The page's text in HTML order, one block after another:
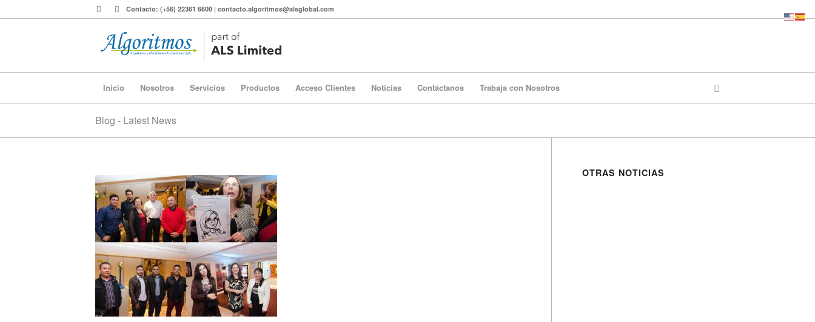
Contacto: (+56) 22361 6600 | contacto.algoritmos@alsglobal.com
Inicio Nosotros Servicios Productos Acceso Clientes Noticias Contáctanos Trabaja con Nosotros
Blog - Latest News
OTRAS NOTICIAS